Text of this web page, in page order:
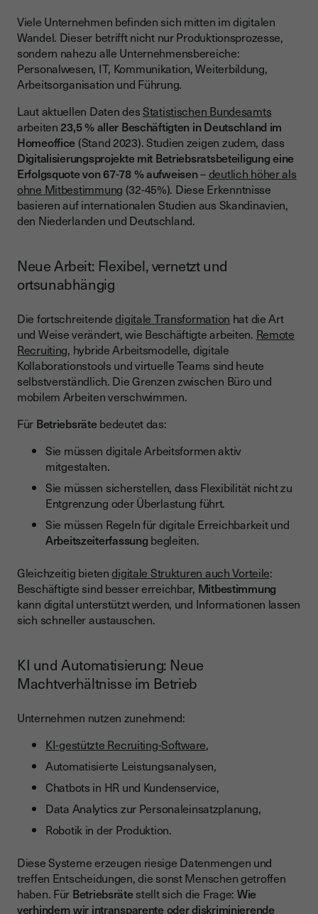
Viele Unternehmen befinden sich mitten im digitalen
Wandel. Dieser betrifft nicht nur Produktionsprozesse,
sondern nahezu alle Unternehmensbereiche:
Personalwesen, IT, Kommunikation, Weiterbildung,
Arbeitsorganisation und Führung.
Laut aktuellen Daten desStatistischen Bundesamts
arbeiten23,5 % aller Beschäftigten in Deutschland im
Homeoffice (Stand 2023). Studien zeigen zudem, dass
Digitalisierungsprojekte mit Betriebsratsbeteiligung eine
Erfolgsquote von 67-78 % aufweisen–deutlich höher als
ohne Mitbestimmung (32-45%). Diese Erkenntnisse
basieren auf internationalen Studien aus Skandinavien,
den Niederlanden und Deutschland.
Neue Arbeit: Flexibel, vernetzt und
ortsunabhängig
Die fortschreitendedigitale Transformation hat die Art
und Weise verändert, wie Beschäftigte arbeiten. Remote
Recruiting, hybride Arbeitsmodelle, digitale
Kollaborationstools und virtuelle Teams sind heute
selbstverständlich. Die Grenzen zwischen Büro und
mobilem Arbeiten verschwimmen.
Für Betriebsrätebedeutet das:
Sie müssen digitale Arbeitsformen aktiv
mitgestalten.
Sie müssen sicherstellen, dass Flexibilität nicht zu
Entgrenzung oder Überlastung führt.
Sie müssen Regeln für digitale Erreichbarkeit und
Arbeitszeiterfassung begleiten.
Gleichzeitig bietendigitale Strukturen auch Vorteile:
Beschäftigte sind besser erreichbar, Mitbestimmung
kann digital unterstützt werden, und Informationen lassen
sich schneller austauschen.
KI und Automatisierung: Neue
Machtverhältnisse im Betrieb
Unternehmen nutzen zunehmend:
KI-gestützte Recruiting-Software,
Automatisierte Leistungsanalysen,
Chatbots in HR und Kundenservice,
Data Analytics zur Personaleinsatzplanung,
Robotik in der Produktion.
Diese Systeme erzeugen riesige Datenmengen und
treffen Entscheidungen, die sonst Menschen getroffen
haben. Für Betriebsrätestellt sich die Frage: Wie
verhindern wir intransparente oder diskriminierende